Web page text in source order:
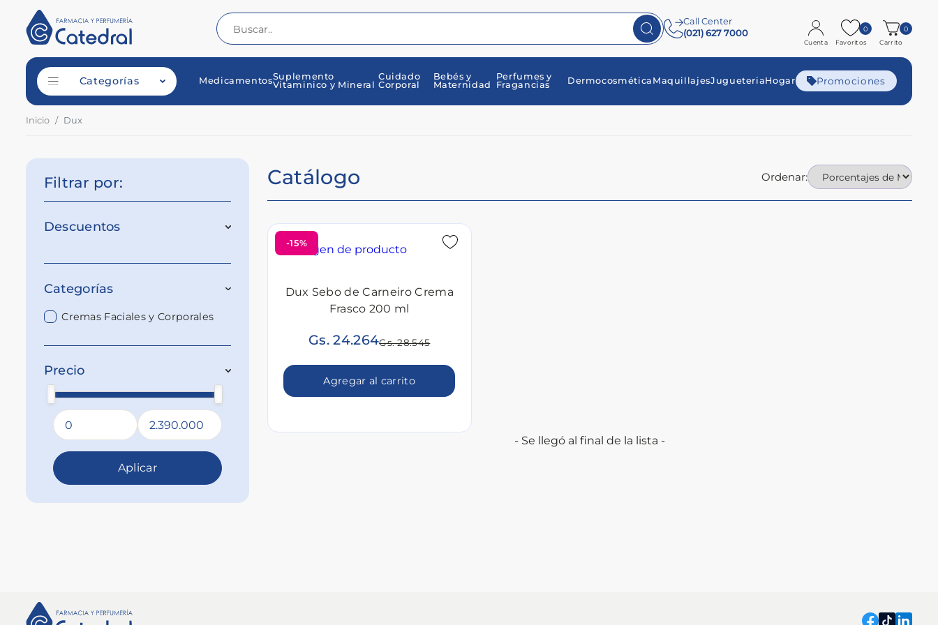
Call Center
(021) 627 7000
Cuenta Favoritos
0
Carrito
0
Categorías MedicamentosSuplemento
Vitaminico y Mineral
Cuidado
Corporal
Bebés y
Maternidad
Perfumes y
Fragancias
Dermocosmética MaquillajesJugueteriaHogar Promociones
Inicio Dux
Filtrar por:
Descuentos
Categorías
Cremas Faciales y Corporales
Precio
Aplicar
Catálogo Ordenar:
-15%
Dux Sebo de Carneiro Crema
Frasco 200 ml
Gs. 24.264Gs. 28.545
Agregar al carrito
- Se llegó al final de la lista -